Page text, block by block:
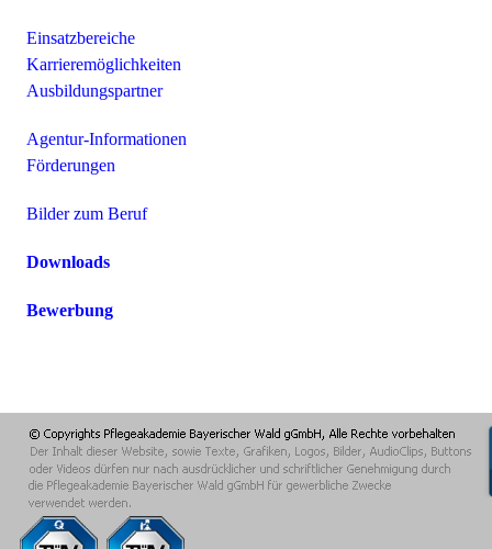
Einsatzbereiche
Karrieremöglichkeiten
Ausbildungspartner
Agentur-Informationen
Förderungen
Bilder zum Beruf
Downloads
Bewerbung